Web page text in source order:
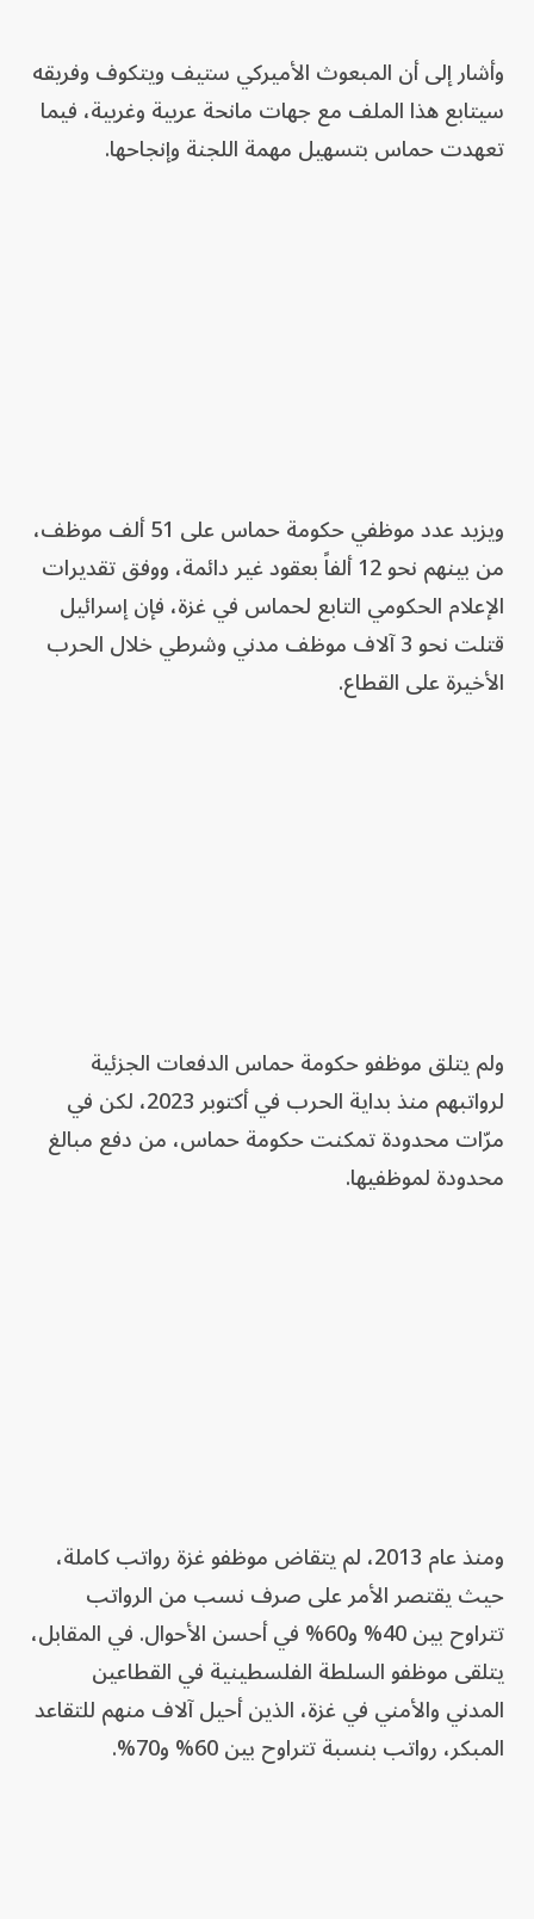
وأشار إلى أن المبعوث الأميركي ستيف ويتكوف وفريقه
سيتابع هذا الملف مع جهات مانحة عربية وغربية، فيما
تعهدت حماس بتسهيل مهمة اللجنة وإنجاحها.
ويزيد عدد موظفي حكومة حماس على 51 ألف موظف،
من بينهم نحو 12 ألفاً بعقود غير دائمة، ووفق تقديرات
الإعلام الحكومي التابع لحماس في غزة، فإن إسرائيل
قتلت نحو 3 آلاف موظف مدني وشرطي خلال الحرب
الأخيرة على القطاع.
ولم يتلق موظفو حكومة حماس الدفعات الجزئية
لرواتبهم منذ بداية الحرب في أكتوبر 2023، لكن في
مرّات محدودة تمكنت حكومة حماس، من دفع مبالغ
محدودة لموظفيها.
ومنذ عام 2013، لم يتقاض موظفو غزة رواتب كاملة،
حيث يقتصر الأمر على صرف نسب من الرواتب
تتراوح بين 40% و60% في أحسن الأحوال. في المقابل،
يتلقى موظفو السلطة الفلسطينية في القطاعين
المدني والأمني في غزة، الذين أحيل آلاف منهم للتقاعد
المبكر، رواتب بنسبة تتراوح بين 60% و70%.